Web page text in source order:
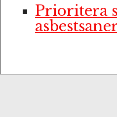
Prioritera